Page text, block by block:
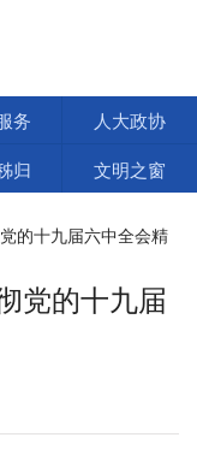
务
人大政协
归 文明之窗
的十九届六中全会精
党的十九届